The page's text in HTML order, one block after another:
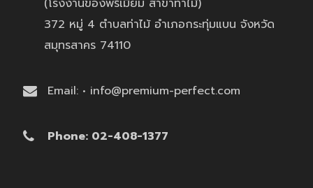
(โรงงานของพรีเมี่ยม สาขาท่าไม้)
372 หมู่ 4 ตำบลท่าไม้ อำเภอกระทุ่มแบน จังหวัด
สมุทรสาคร 74110
Email: • info@premium-perfect.com
Phone: 02-408-1377